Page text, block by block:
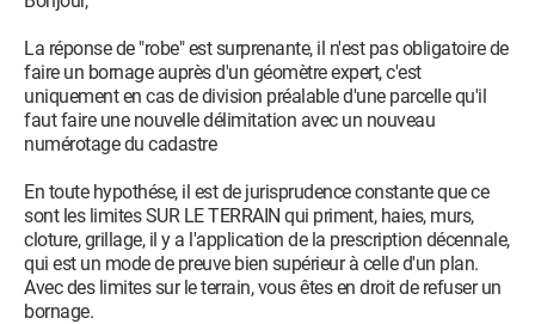
La réponse de "robe" est surprenante, il n'est pas obligatoire de
faire un bornage auprès d'un géomètre expert, c'est
uniquement en cas de division préalable d'une parcelle qu'il
faut faire une nouvelle délimitation avec un nouveau
numérotage du cadastre
En toute hypothése, il est de jurisprudence constante que ce
sont les limites SUR LE TERRAIN qui priment, haies, murs,
cloture, grillage, il y a l'application de la prescription décennale,
qui est un mode de preuve bien supérieur à celle d'un plan.
Avec des limites sur le terrain, vous êtes en droit de refuser un
bornage.